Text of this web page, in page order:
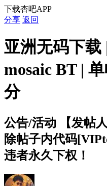
下载杏吧APP
分享 返回
亚洲无码下载
mosaic BT |
分
公告/活动
【发帖
除帖子内代码
违者永久下权！